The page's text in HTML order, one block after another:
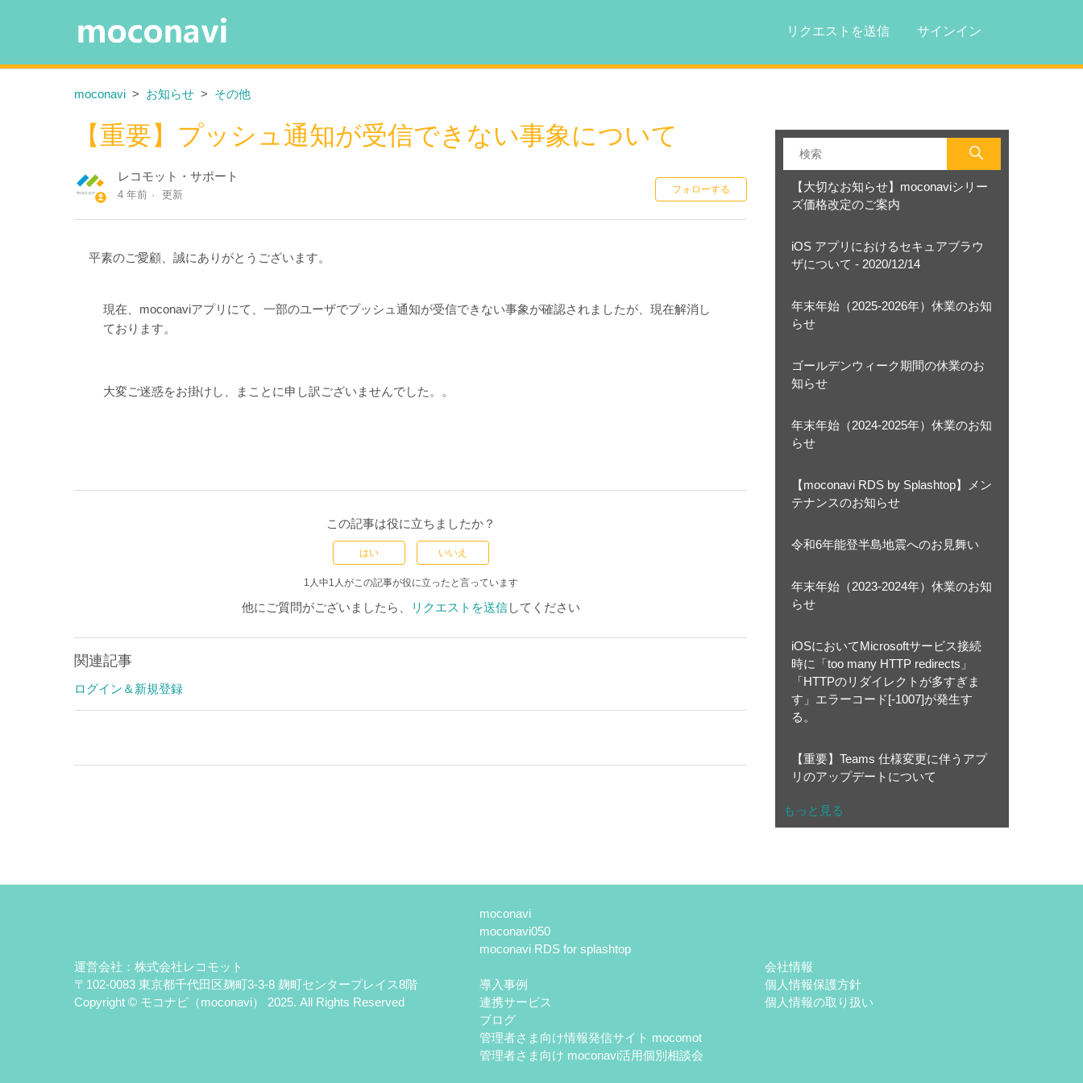
リクエストを送信 サインイン
moconavi お知らせ その他
【大切なお知らせ】moconaviシリー
ズ価格改定のご案内
iOS アプリにおけるセキュアブラウ
ザについて - 2020/12/14
年末年始（2025-2026年）休業のお知
らせ
ゴールデンウィーク期間の休業のお
知らせ
年末年始（2024-2025年）休業のお知
らせ
【moconavi RDS by Splashtop】メン
テナンスのお知らせ
令和6年能登半島地震へのお見舞い
年末年始（2023-2024年）休業のお知
らせ
iOSにおいてMicrosoftサービス接続
時に「too many HTTP redirects」
「HTTPのリダイレクトが多すぎま
す」エラーコード[-1007]が発生す
る。
【重要】Teams 仕様変更に伴うアプ
リのアップデートについて
もっと見る
【重要】プッシュ通知が受信できない事象について
レコモット・サポート
4 年前 更新 フォローする 0人がフォロー中
平素のご愛顧、誠にありがとうございます。
現在、moconaviアプリにて、一部のユーザでプッシュ通知が受信できない事象が確認されましたが、現在解消し
ております。
大変ご迷惑をお掛けし、まことに申し訳ございませんでした。。
この記事は役に立ちましたか？
はい いいえ
1人中1人がこの記事が役に立ったと言っています
他にご質問がございましたら、 リクエストを送信してください
関連記事
ログイン＆新規登録
運営会社：株式会社レコモット
〒102-0083 東京都千代田区麹町3-3-8 麹町センタープレイス8階
Copyright © モコナビ（moconavi） 2025. All Rights Reserved
moconavi
moconavi050
moconavi RDS for splashtop
導入事例
連携サービス
ブログ
管理者さま向け情報発信サイト mocomot
管理者さま向け moconavi活用個別相談会
会社情報
個人情報保護方針
個人情報の取り扱い